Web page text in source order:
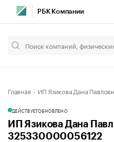
РБК Компании
Главная ИП Язикова Дана
ДЕЙСТВУЕТОБНОВЛЕНО
ИП Язикова Дана
325330000056122